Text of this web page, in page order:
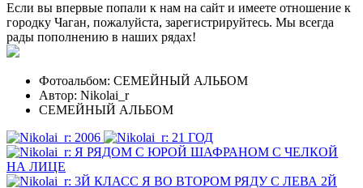
Если вы впервые попали к нам на сайт и имеете отношение к
городку Чаган, пожалуйста, зарегистрируйтесь. Мы всегда
рады пополнению в наших рядах!
Фотоальбом: СЕМЕЙНЫЙ АЛЬБОМ
Автор: Nikolai_r
СЕМЕЙНЫЙ АЛЬБОМ